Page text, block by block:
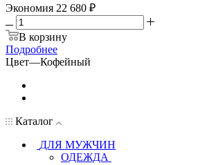
Экономия 22 680 ₽
В корзину
Подробнее
Цвет—Кофейный
Каталог
ДЛЯ МУЖЧИН
ОДЕЖДА